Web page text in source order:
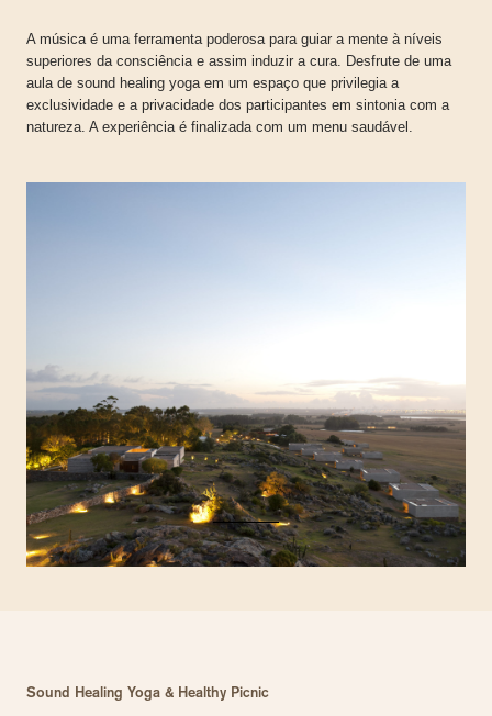
A música é uma ferramenta poderosa para guiar a mente à níveis
superiores da consciência e assim induzir a cura. Desfrute de uma
aula de sound healing yoga em um espaço que privilegia a
exclusividade e a privacidade dos participantes em sintonia com a
natureza. A experiência é finalizada com um menu saudável.
Sound Healing Yoga & Healthy Picnic